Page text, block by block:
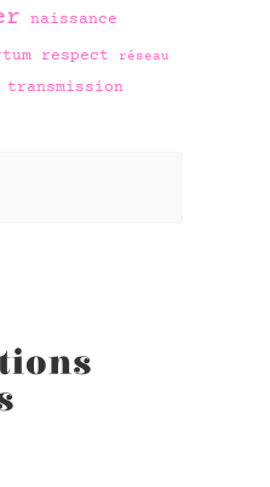
naissance
respect réseau
transmission